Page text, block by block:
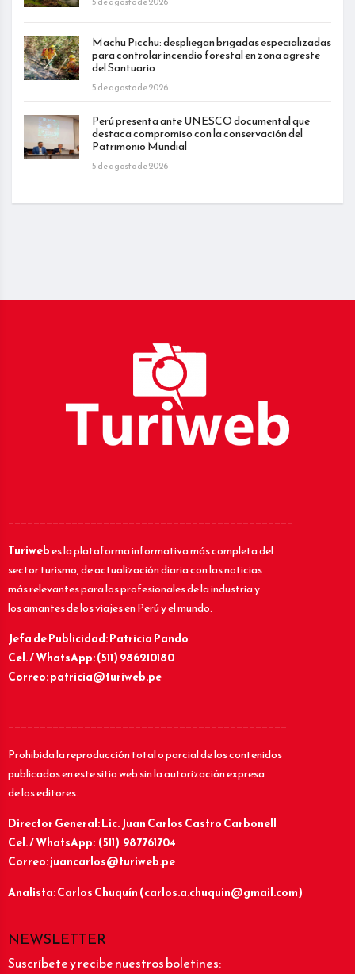
Machu Picchu: despliegan brigadas especializadas
para controlar incendio forestal en zona agreste
del Santuario
5 de agosto de 2026
Perú presenta ante UNESCO documental que
destaca compromiso con la conservación del
Patrimonio Mundial
5 de agosto de 2026
_____________________________________________
Turiwebes la plataforma informativa más completa del
sector turismo, de actualización diaria con las noticias
más relevantes para los profesionales de la industria y
los amantes de los viajes en Perú y el mundo.
Jefa de Publicidad: Patricia Pando
Cel. / WhatsApp: (511) 986210180
Correo: patricia@turiweb.pe
____________________________________________
Prohibida la reproducción total o parcial de los contenidos
publicados en este sitio web sin la autorización expresa
de los editores.
Director General: Lic.Juan Carlos Castro Carbonell
Cel. / WhatsApp: (511) 987761704
Correo: juancarlos@turiweb.pe
Analista: Carlos Chuquín (carlos.a.chuquin@gmail.com)
NEWSLETTER
Suscríbete y recibe nuestros boletines: